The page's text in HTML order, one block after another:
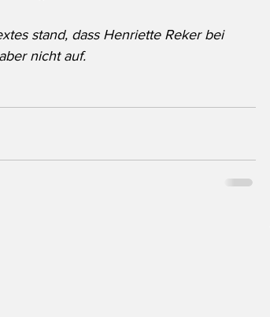
stand, dass Henriette Reker bei
nicht auf.